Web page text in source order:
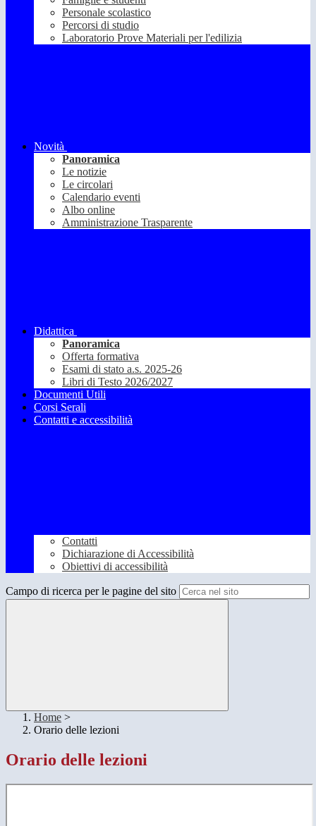
Personale scolastico
Percorsi di studio
Laboratorio Prove Materiali per l'edilizia
Novità
Panoramica
Le notizie
Le circolari
Calendario eventi
Albo online
Amministrazione Trasparente
Didattica
Panoramica
Offerta formativa
Esami di stato a.s. 2025-26
Libri di Testo 2026/2027
Documenti Utili
Corsi Serali
Contatti e accessibilità
Contatti
Dichiarazione di Accessibilità
Obiettivi di accessibilità
Campo di ricerca per le pagine del sito
Home >
Orario delle lezioni
Orario delle lezioni